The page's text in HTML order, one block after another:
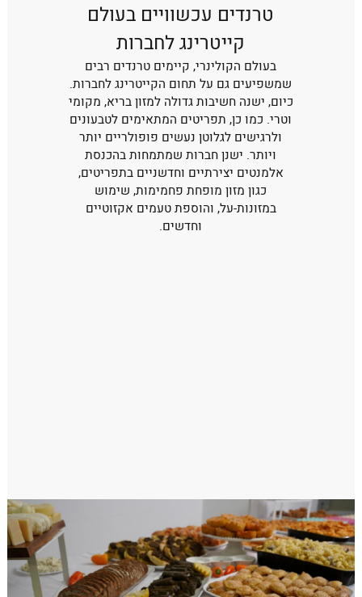
טרנדים עכשוויים בעולם
קייטרינג לחברות
בעולם הקולינרי, קיימים טרנדים רבים
שמשפיעים גם על תחום הקייטרינג לחברות.
כיום, ישנה חשיבות גדולה למזון בריא, מקומי
וטרי. כמו כן, תפריטים המתאימים לטבעונים
ולרגישים לגלוטן נעשים פופולריים יותר
ויותר. ישנן חברות שמתמחות בהכנסת
אלמנטים יצירתיים וחדשניים בתפריטים,
כגון מזון מופחת פחמימות, שימוש
במזונות-על, והוספת טעמים אקזוטיים
וחדשים.
חיסכון בזמן: בחירת שירותי קייטרינג
חוסכת לחברות זמן ומשאבים בתכנון והכנת
המזון. ההתעסקות עם הכנת ארוחות יכולה
להתפרס על פני שעות רבות, משהו שרוב
החברות אינן יכולות להרשות לעצמן.
מגוון רחב: חברות קייטרינג מציעות מגוון
רחב של תפריטים מותאמים אישית. זה
מאפשר לכל אורח למצוא משהו שיערב לו
וליהנות מהמזון, ללא קשר להעדפותיו או
למגבלות התזונתיות שלו.